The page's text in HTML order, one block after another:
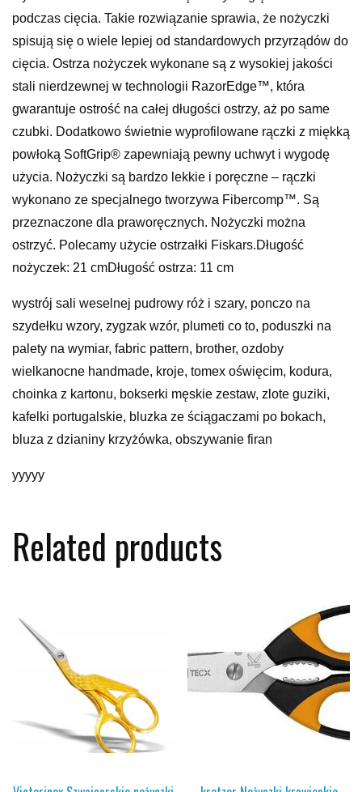
podczas cięcia. Takie rozwiązanie sprawia, że nożyczki
spisują się o wiele lepiej od standardowych przyrządów do
cięcia. Ostrza nożyczek wykonane są z wysokiej jakości
stali nierdzewnej w technologii RazorEdge™, która
gwarantuje ostrość na całej długości ostrzy, aż po same
czubki. Dodatkowo świetnie wyprofilowane rączki z miękką
powłoką SoftGrip® zapewniają pewny uchwyt i wygodę
użycia. Nożyczki są bardzo lekkie i poręczne – rączki
wykonano ze specjalnego tworzywa Fibercomp™. Są
przeznaczone dla praworęcznych. Nożyczki można
ostrzyć. Polecamy użycie ostrzałki Fiskars.Długość
nożyczek: 21 cmDługość ostrza: 11 cm
wystrój sali weselnej pudrowy róż i szary, ponczo na
szydełku wzory, zygzak wzór, plumeti co to, poduszki na
palety na wymiar, fabric pattern, brother, ozdoby
wielkanocne handmade, kroje, tomex oświęcim, kodura,
choinka z kartonu, bokserki męskie zestaw, zlote guziki,
kafelki portugalskie, bluzka ze ściągaczami po bokach,
bluza z dzianiny krzyżówka, obszywanie firan
yyyyy
Related products